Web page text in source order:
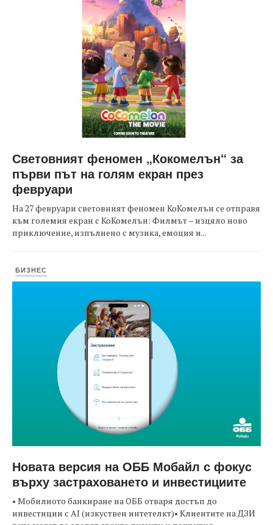
Световният феномен „Кокомелън“ за
първи път на голям екран през
февруари
На 27 февруари световният феномен КоКомелън се отправя
към големия екран с КоКомелън: Филмът – изцяло ново
приключение, изпълнено с музика, емоция и...
БИЗНЕС
Новата версия на ОББ Мобайл с фокус
върху застраховането и инвестициите
• Мобилното банкиране на ОББ отваря достъп до
инвестиции с AI (изкуствен интетелкт)• Клиентите на ДЗИ